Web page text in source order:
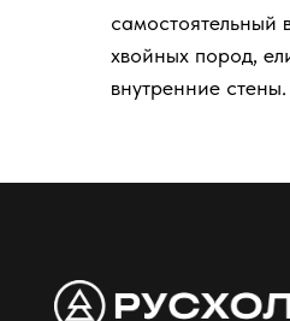
самостоятельный
хвойных пород,
внутренние